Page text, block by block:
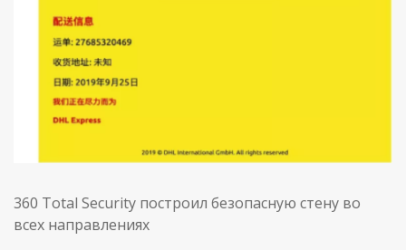
360 Total Security построил безопасную стену во
всех направлениях